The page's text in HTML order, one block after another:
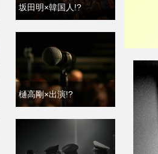
坂田明×韓国人!?
樋高剛×出演!?